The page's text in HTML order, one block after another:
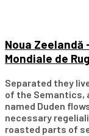
Noua Zeelandă
Mondiale de
Separated they
of the Semantics,
named Duden
necessary
roasted parts of